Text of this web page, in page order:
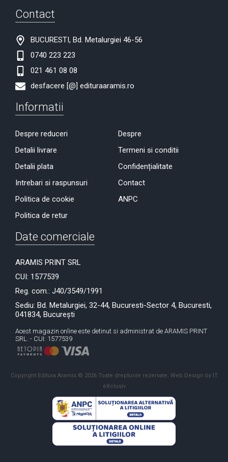
Contact
BUCURESTI, Bd. Metalurgiei 46-56
0740 223 223
021 461 08 08
desfacere [@] edituraaramis.ro
Informatii
Despre reduceri
Detalii livrare
Detalii plata
Intrebari si raspunsuri
Politica de cookie
Politica de retur
Despre
Termeni si conditii
Confidențialitate
Contact
ANPC
Date comerciale
ARAMIS PRINT SRL
CUI: 1577539
Reg. com.: J40/3549/1991
Sediu: Bd. Metalurgiei, 32-44, Bucuresti-Sector 4, Bucuresti,
041834, București
Acest magazin online este detinut si administrat de ARAMIS PRINT
SRL. - CUI: 1577539
Copyright Editura Aramis © 2026 Toate drepturile rezervate. Web Design by IT
eXclusiv